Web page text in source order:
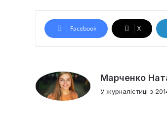
Facebook X
Марченко
У журналістиці з